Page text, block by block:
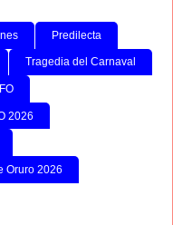
Predilecta
Tragedia del Carnaval
2026
Oruro 2026